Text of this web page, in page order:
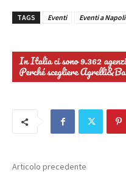
TAGS Eventi Eventi a Napoli
Articolo precedente